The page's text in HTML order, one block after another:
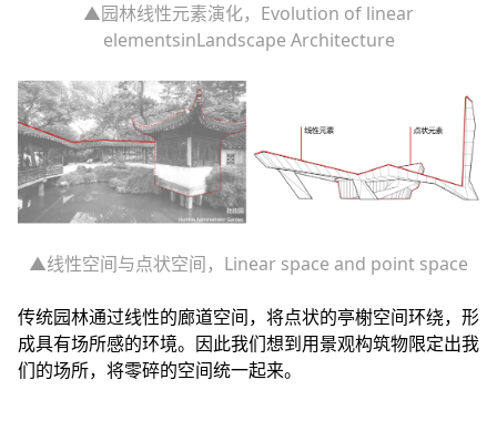
▲园林线性元素演化，Evolution of linear
elementsinLandscape Architecture
▲线性空间与点状空间，Linear space and point space
传统园林通过线性的廊道空间，将点状的亭榭空间环绕，形
成具有场所感的环境。因此我们想到用景观构筑物限定出我
们的场所，将零碎的空间统一起来。